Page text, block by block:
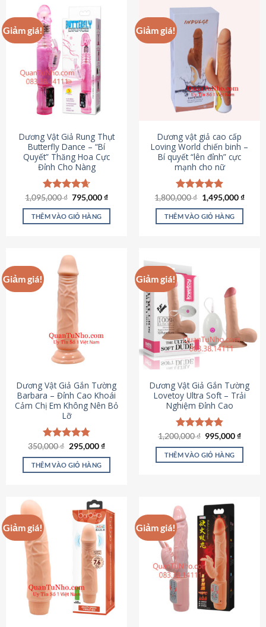
Giảm giá!
Dương Vật Giả Rung Thụt
Butterfly Dance – “Bí
Quyết” Thăng Hoa Cực
Đỉnh Cho Nàng
Được xếp
hạng4.65
5 sao
1,095,000₫ Giá
là:
1,095,000 ₫.
795,000₫Giá
tại
THÊM VÀO GIỎ HÀNG
Giảm giá!
Dương vật giả cao cấp
Loving World chiến binh –
Bí quyết “lên đỉnh” cực
mạnh cho nữ
Được xếp
hạng4.89
5 sao
1,800,000₫ Giá
gốc
là:
1,800,000 ₫.
1,495,000₫Giá
THÊM VÀO GIỎ HÀNG
Giảm giá!
Dương Vật Giả Gắn Tường
Barbara – Đỉnh Cao Khoái
Cảm Chị Em Không Nên Bỏ
Lỡ
Được xếp
hạng4.79
5 sao
350,000₫ Giá
là:
350,000 ₫.
295,000₫Giá
tại
THÊM VÀO GIỎ HÀNG
Giảm giá!
Dương Vật Giả Gắn Tường
Lovetoy Ultra Soft – Trải
Nghiệm Đỉnh Cao
Được xếp
hạng4.82
5 sao
1,200,000₫ Giá
là:
1,200,000 ₫.
995,000₫Giá
tại
THÊM VÀO GIỎ HÀNG
Giảm giá! Giảm giá!